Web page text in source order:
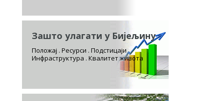
Зашто улагати у Бијељину
Положај . Ресурси . Подстицаји
Инфраструктура . Квалитет живота